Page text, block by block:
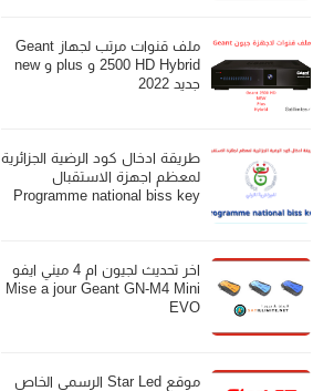
ملف قنوات مرتب لجهاز Geant
2500 HD Hybrid و plus و new
جديد 2022
طريقة ادخال كود الرضية الجزائرية
لمعظم اجهزة الاستقبال
Programme national biss key
اخر تحديث لجيون ام 4 ميني ايفو
Mise a jour Geant GN-M4 Mini
EVO
موقع Star Led الرسمي الخاص